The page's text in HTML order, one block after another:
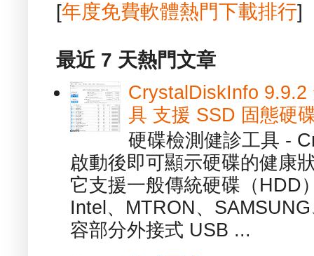
[年度免費軟體熱門下載排行]
最近 7 天熱門文章
CrystalDiskInfo 9.9.2
具 支援 SSD 固態硬
硬碟檢測健診工具 -
啟動後即可顯示硬碟的健康
它支援一般傳統硬碟（HDD
Intel、MTRON、
容部分外接式 USB ...